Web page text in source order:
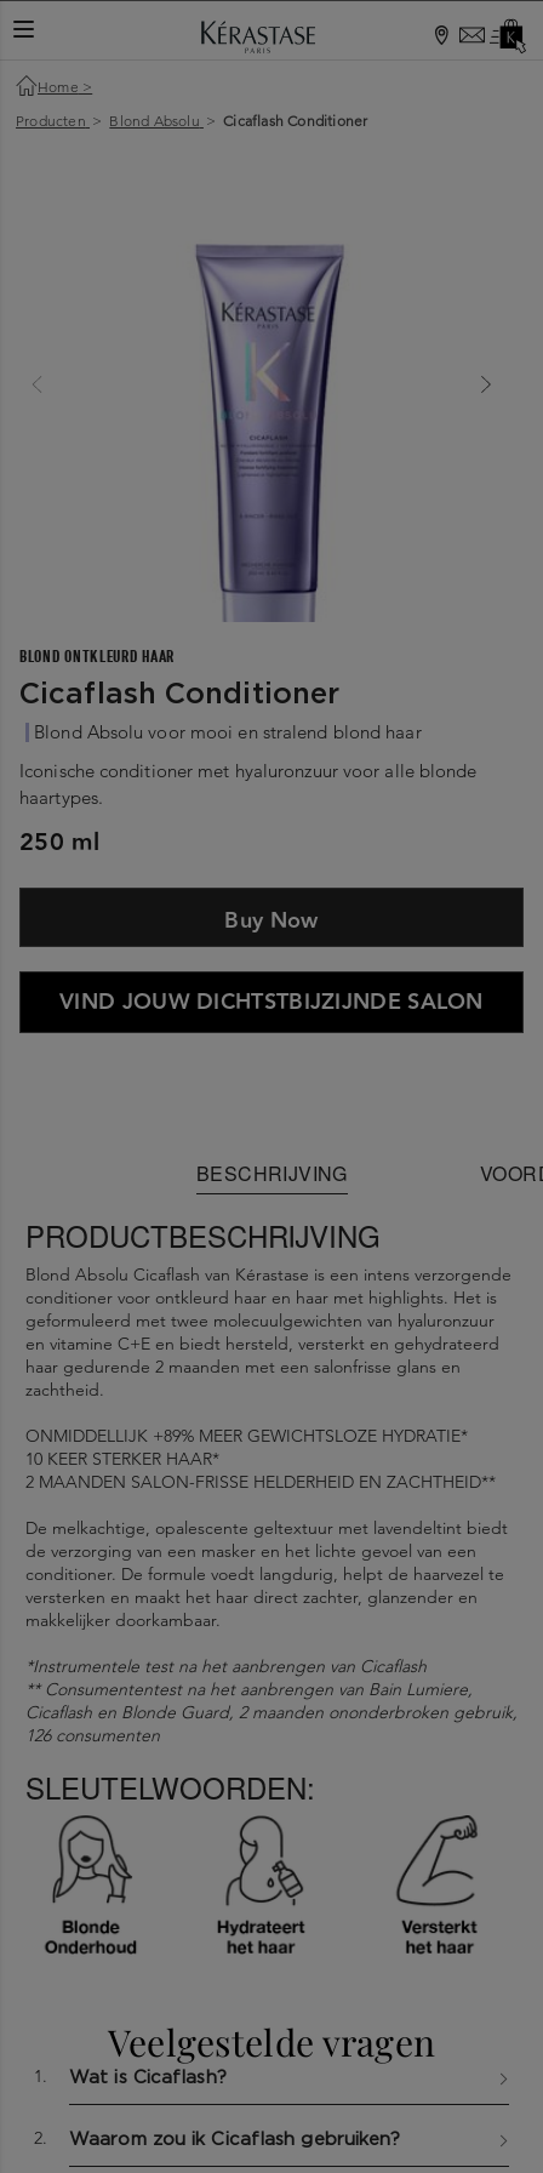
Home >
Producten > Blond Absolu > Cicaflash Conditioner
BLOND ONTKLEURD HAAR
Cicaflash Conditioner
Blond Absolu voor mooi en stralend blond haar
Iconische conditioner met hyaluronzuur voor alle blonde
haartypes.
250 ml
Buy Now
VIND JOUW DICHTSTBIJZIJNDE SALON
BESCHRIJVING
PRODUCTBESCHRIJVING
Blond Absolu Cicaflash van Kérastase is een intens verzorgende
conditioner voor ontkleurd haar en haar met highlights. Het is
geformuleerd met twee molecuulgewichten van hyaluronzuur
en vitamine C+E en biedt hersteld, versterkt en gehydrateerd
haar gedurende 2 maanden met een salonfrisse glans en
zachtheid.
ONMIDDELLIJK +89% MEER GEWICHTSLOZE HYDRATIE*
10 KEER STERKER HAAR*
2 MAANDEN SALON-FRISSE HELDERHEID EN ZACHTHEID**
De melkachtige, opalescente geltextuur met lavendeltint biedt
de verzorging van een masker en het lichte gevoel van een
conditioner. De formule voedt langdurig, helpt de haarvezel te
versterken en maakt het haar direct zachter, glanzender en
makkelijker doorkambaar.
*Instrumentele test na het aanbrengen van Cicaflash
** Consumententest na het aanbrengen van Bain Lumiere,
Cicaflash en Blonde Guard, 2 maanden ononderbroken gebruik,
126 consumenten
SLEUTELWOORDEN:
Veelgestelde vragen
1. Wat is Cicaflash?
2. Waarom zou ik Cicaflash gebruiken?